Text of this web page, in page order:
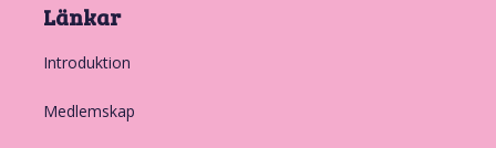
Länkar
Introduktion
Medlemskap